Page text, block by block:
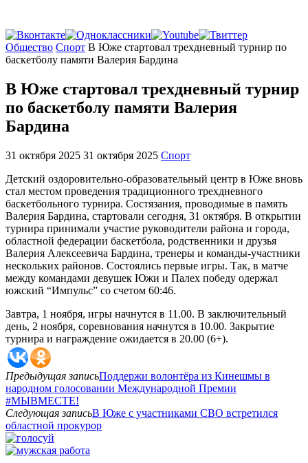
Главная
Общество Спорт В Юже стартовал трехдневный турнир по
баскетболу памяти Валерия Бардина
В Юже стартовал трехдневный турнир
по баскетболу памяти Валерия
Бардина
31 октября 2025 31 октября 2025 Спорт
Детский оздоровительно-образовательный центр в Юже вновь
стал местом проведения традиционного трехдневного
баскетбольного турнира. Состязания, проводимые в память
Валерия Бардина, стартовали сегодня, 31 октября. В открытии
турнира принимали участие руководители района и города,
областной федерации баскетбола, родственники и друзья
Валерия Алексеевича Бардина, тренеры и команды-участники
нескольких районов. Состоялись первые игры. Так, в матче
между командами девушек Южи и Палех победу одержал
южский “Импульс” со счетом 60:46.
Завтра, 1 ноября, игры начнутся в 11.00. В заключительный
день, 2 ноября, соревнования начнутся в 10.00. Закрытие
турнира и награждение ожидается в 20.00 (6+).
Предыдущая записьПоддержи волонтёра из Кинешмы в
народном голосовании Международной Премии
#МЫВМЕСТЕ!
Следующая записьВ Юже с участниками СВО встретился
областной прокурор